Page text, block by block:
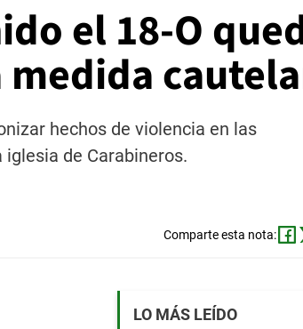
el 18-O
hechos de violencia en las
de Carabineros.
Comparte esta nota:
LO MÁS LEÍDO